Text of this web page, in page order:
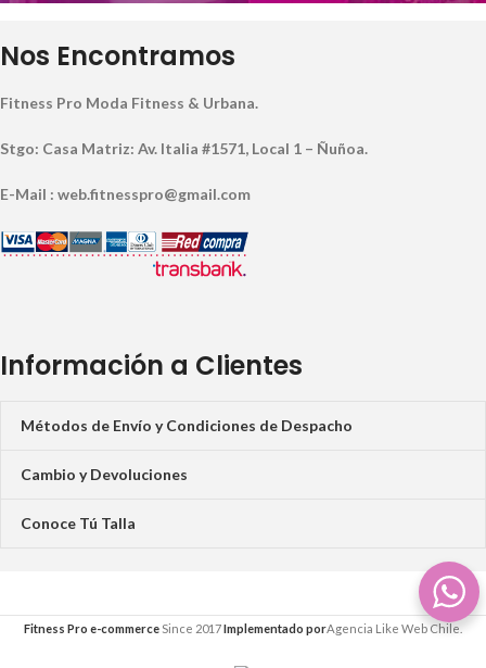
Nos Encontramos
Fitness Pro Moda Fitness & Urbana.
Stgo: Casa Matriz: Av. Italia #1571, Local 1 – Ñuñoa.
E-Mail : web.fitnesspro@gmail.com
Información a Clientes
Métodos de Envío y Condiciones de Despacho
Cambio y Devoluciones
Conoce Tú Talla
Fitness Pro e-commerce Since 2017Implementado porAgencia Like Web Chile.